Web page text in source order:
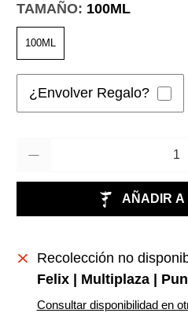
TAMAÑO: 100ML
100ML
¿Envolver Regalo?
AÑADIR A
Recolección no
Felix | Multiplaza |
Consultar disponibilidad en